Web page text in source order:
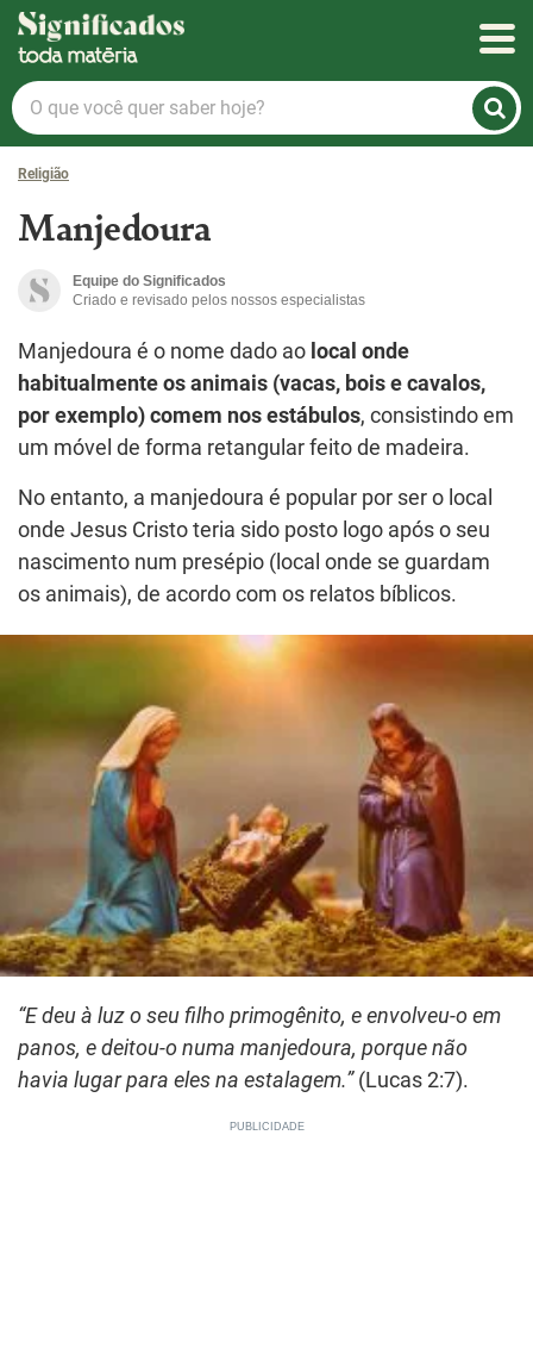
Significados
O
que
você
quer
hoje?
Religião
Manjedoura
Equipe do Significados
Criado e revisado pelos nossos especialistas
Manjedoura é o nome dado ao local onde
habitualmente os animais (vacas, bois e cavalos,
por exemplo) comem nos estábulos, consistindo em
um móvel de forma retangular feito de madeira.
No entanto, a manjedoura é popular por ser o local
onde Jesus Cristo teria sido posto logo após o seu
nascimento num presépio (local onde se guardam
os animais), de acordo com os relatos bíblicos.
“E deu à luz o seu filho primogênito, e envolveu-o em
panos, e deitou-o numa manjedoura, porque não
havia lugar para eles na estalagem.”(Lucas 2:7).